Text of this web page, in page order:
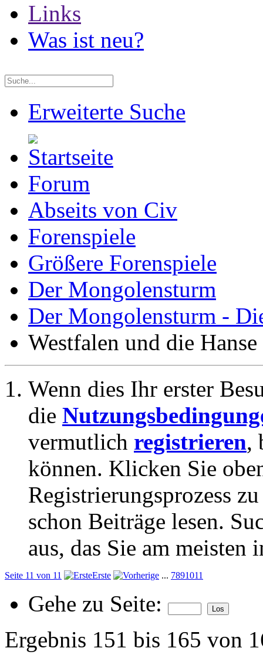
Links
Was ist neu?
Erweiterte Suche
Forum
Abseits von Civ
Forenspiele
Größere Forenspiele
Der Mongolensturm
Der Mongolensturm -
Westfalen und die Hanse
Wenn dies Ihr erster
die
vermutlich registrieren,
können. Klicken Sie
Registrierungsprozess
schon Beiträge lesen.
aus, das Sie am meisten
Seite 11 von 11 Erste ... 7891011
Gehe zu Seite:
Ergebnis 151 bis 165 von